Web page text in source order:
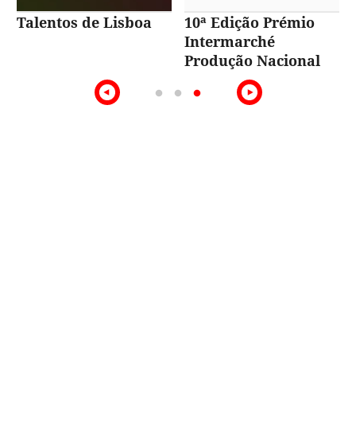
Talentos de Lisboa
10ª Edição Prémio
Intermarché
Produção Nacional